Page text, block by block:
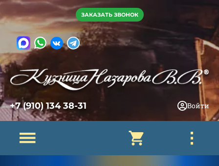
ЗАКАЗАТЬ ЗВОНОК
+7 (910) 134 38-31 Войти